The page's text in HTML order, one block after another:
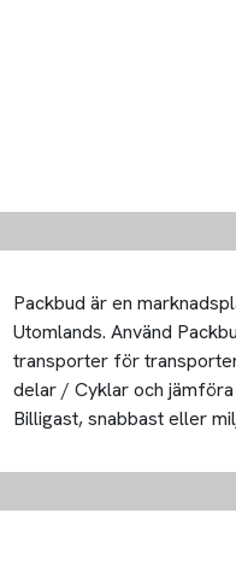
Packbud är en
Utomlands. Använd
transporter för
delar / Cyklar och
Billigast, snabbast eller